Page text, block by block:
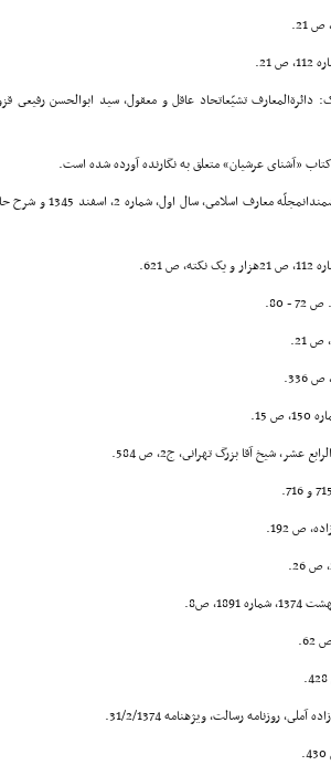
21.
«آشناى عرشیان» متعلق به نگارنده آورده شده است.
- ر.ک: گنجینه
621.
80.
15.
عشر، شیخ آقا بزرگ تهرانى، ج2، ص 584.
ص 192.
روزنامه رسالت، ویژهنامه 31/2/1374.